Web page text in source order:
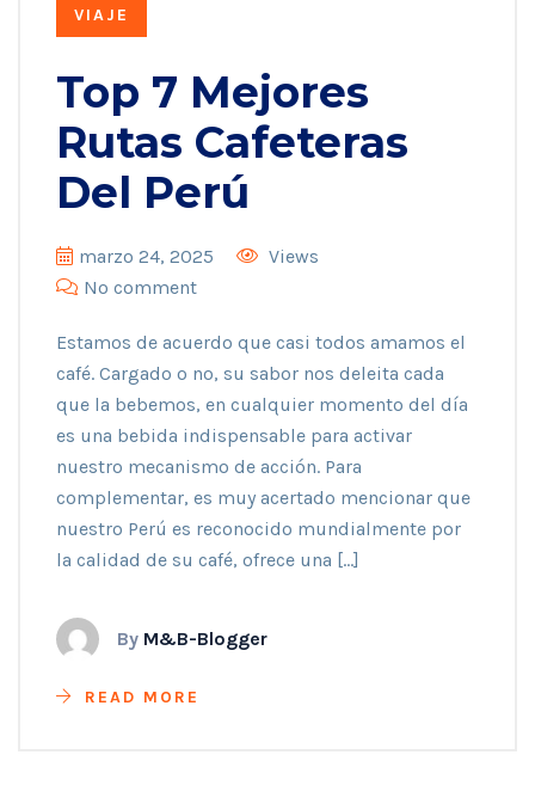
VIAJE
Top 7 Mejores
Rutas Cafeteras
Del Perú
marzo 24, 2025
Views
No comment
Estamos de acuerdo que casi todos amamos el
café. Cargado o no, su sabor nos deleita cada
que la bebemos, en cualquier momento del día
es una bebida indispensable para activar
nuestro mecanismo de acción. Para
complementar, es muy acertado mencionar que
nuestro Perú es reconocido mundialmente por
la calidad de su café, ofrece una […]
By M&B-Blogger
READ MORE